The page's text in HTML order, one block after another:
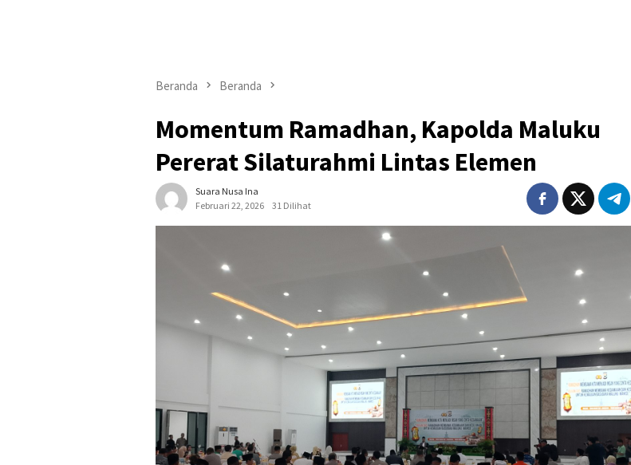
Beranda Beranda
Momentum Ramadhan, Kapolda Maluku
Pererat Silaturahmi Lintas Elemen
Suara Nusa Ina
Februari 22, 2026
31 Dilihat